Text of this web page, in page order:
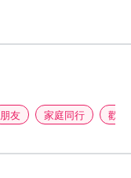
朋友 家庭同行 歡